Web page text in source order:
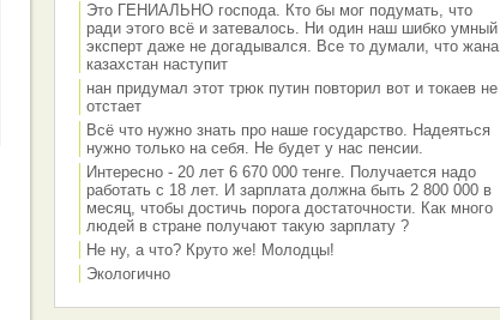
Это ГЕНИАЛЬНО господа. Кто бы мог подумать, что
ради этого всё и затевалось. Ни один наш шибко умный
эксперт даже не догадывался. Все то думали, что жана
казахстан наступит
нан придумал этот трюк путин повторил вот и токаев не
отстает
Всё что нужно знать про наше государство. Надеяться
нужно только на себя. Не будет у нас пенсии.
Интересно - 20 лет 6 670 000 тенге. Получается надо
работать с 18 лет. И зарплата должна быть 2 800 000 в
месяц, чтобы достичь порога достаточности. Как много
людей в стране получают такую зарплату ?
Не ну, а что? Круто же! Молодцы!
Экологично